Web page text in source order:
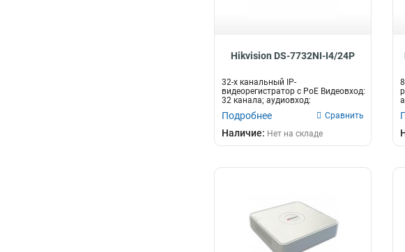
Hikvision DS-7732NI-I4/24P
32-х канальный IP-
видеорегистратор c PoE Видеовход:
32 канала; аудиовход:
двустороннее аудио 1...
Подробнее Сравнить
Наличие: Нет на складе